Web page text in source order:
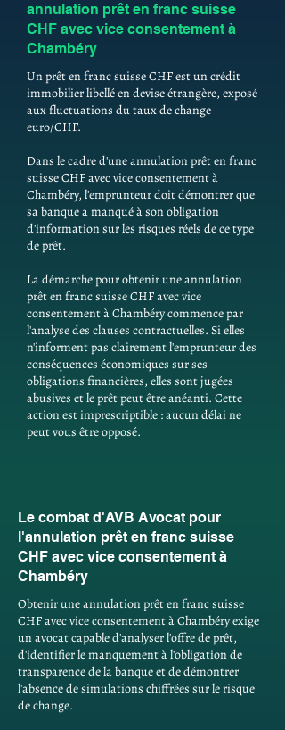
annulation prêt en franc suisse
CHF avec vice consentement à
Chambéry
Un prêt en franc suisse CHF est un crédit
immobilier libellé en devise étrangère, exposé
aux fluctuations du taux de change
euro/CHF.
Dans le cadre d'une annulation prêt en franc
suisse CHF avec vice consentement à
Chambéry, l'emprunteur doit démontrer que
sa banque a manqué à son obligation
d'information sur les risques réels de ce type
de prêt.
La démarche pour obtenir une annulation
prêt en franc suisse CHF avec vice
consentement à Chambéry commence par
l'analyse des clauses contractuelles. Si elles
n'informent pas clairement l'emprunteur des
conséquences économiques sur ses
obligations financières, elles sont jugées
abusives et le prêt peut être anéanti. Cette
action est imprescriptible : aucun délai ne
peut vous être opposé.
Le combat d'AVB Avocat pour
l'annulation prêt en franc suisse
CHF avec vice consentement à
Chambéry
Obtenir une annulation prêt en franc suisse
CHF avec vice consentement à Chambéry exige
un avocat capable d'analyser l'offre de prêt,
d'identifier le manquement à l'obligation de
transparence de la banque et de démontrer
l'absence de simulations chiffrées sur le risque
de change.